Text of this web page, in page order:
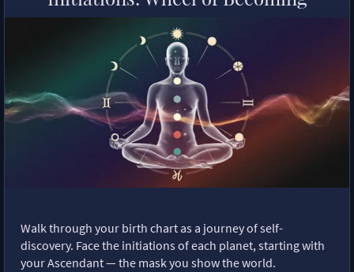
Walk through your birth chart as a journey of self-
discovery. Face the initiations of each planet, starting with
your Ascendant — the mask you show the world.